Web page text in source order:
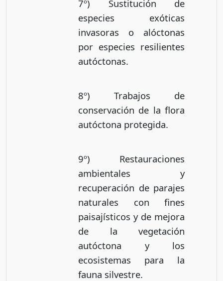
7º) Sustitución de
especies exóticas
invasoras o alóctonas
por especies resilientes
autóctonas.
8º) Trabajos de
conservación de la flora
autóctona protegida.
9º) Restauraciones
ambientales y
recuperación de parajes
naturales con fines
paisajísticos y de mejora
de la vegetación
autóctona y los
ecosistemas para la
fauna silvestre.